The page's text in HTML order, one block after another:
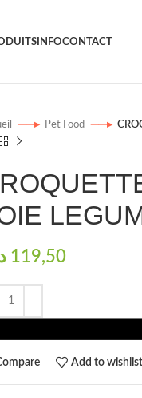
INFOCONTACT
Pet Food
119,50
Add to wishlist